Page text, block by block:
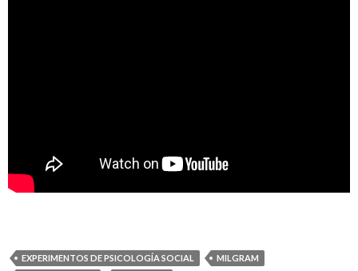
EXPERIMENTOS DE PSICOLOGÍA SOCIAL
MILGRAM